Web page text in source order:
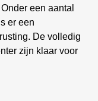
een aantal
er een
De volledig
zijn klaar voor